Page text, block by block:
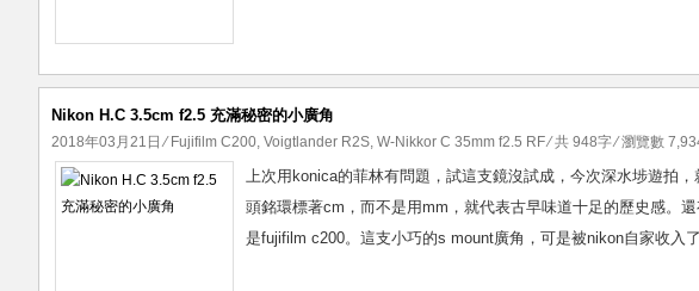
Nikon H.C 3.5cm f2.5 充滿秘密的小廣角
2018年03月21日 ⁄ Fujifilm C200, Voigtlander R2S, W-Nikkor C 35mm f2.5 RF⁄ 共 948字 ⁄ 瀏覽數
上次用konica的菲林有問題，試這支鏡沒試成，今次深水埗遊拍
頭銘環標著cm，而不是用mm，就代表古早味道十足的歷史感。
是fujifilm c200。這支小巧的s mount廣角，可是被nikon自家收入